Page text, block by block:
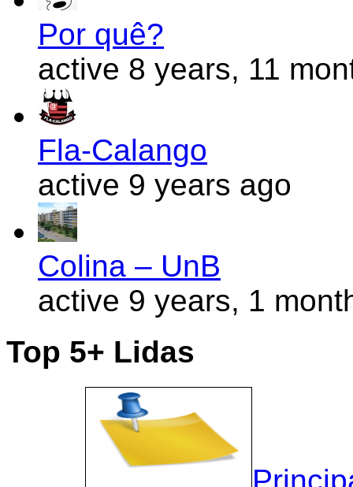
Por quê?
active 8 years, 11
Fla-Calango
active 9 years ago
Colina – UnB
active 9 years, 1
Top 5+ Lidas